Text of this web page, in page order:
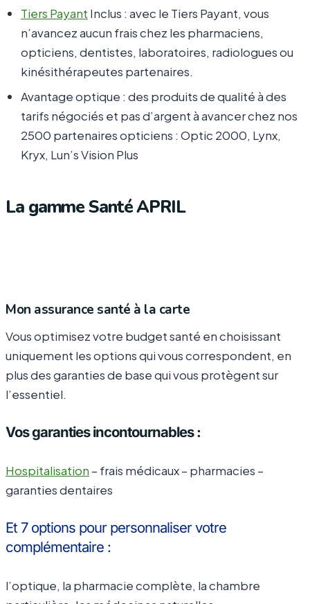
Tiers Payant Inclus : avec le Tiers Payant, vous
n’avancez aucun frais chez les pharmaciens,
opticiens, dentistes, laboratoires, radiologues ou
kinésithérapeutes partenaires.
Avantage optique : des produits de qualité à des
tarifs négociés et pas d’argent à avancer chez nos
2500 partenaires opticiens : Optic 2000, Lynx,
Kryx, Lun’s Vision Plus
La gamme Santé APRIL
Mon assurance santé à la carte
Vous optimisez votre budget santé en choisissant
uniquement les options qui vous correspondent, en
plus des garanties de base qui vous protègent sur
l’essentiel.
Vos garanties incontournables :
Hospitalisation – frais médicaux – pharmacies –
garanties dentaires
Et 7 options pour personnaliser votre
complémentaire :
l’optique, la pharmacie complète, la chambre